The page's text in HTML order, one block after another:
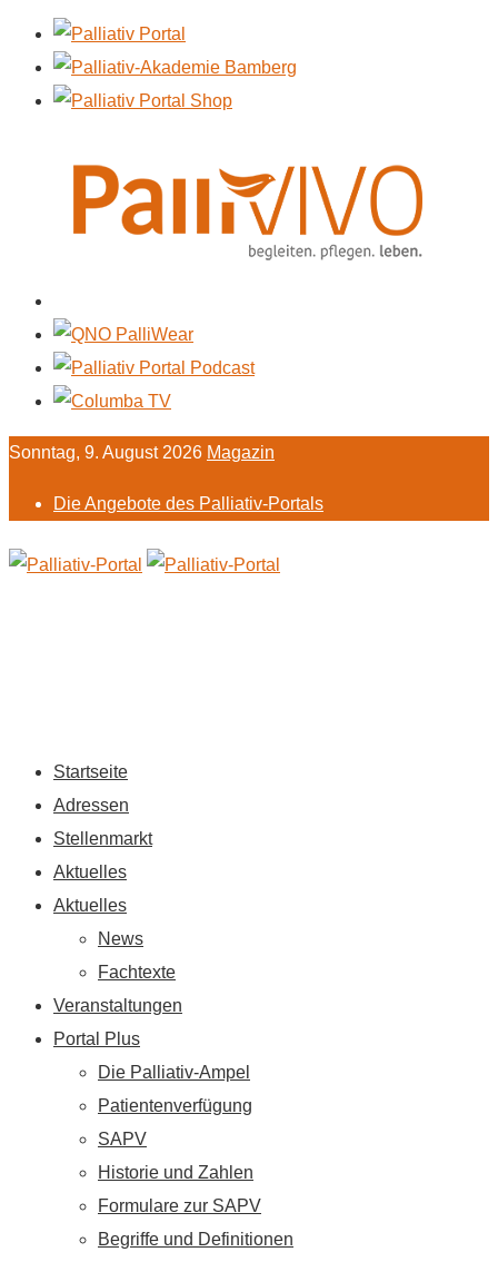
Sonntag, 9. August 2026 Magazin
Die Angebote des Palliativ-Portals
Startseite
Adressen
Stellenmarkt
Aktuelles
Aktuelles
News
Fachtexte
Veranstaltungen
Portal Plus
Die Palliativ-Ampel
Patientenverfügung
SAPV
Historie und Zahlen
Formulare zur SAPV
Begriffe und Definitionen